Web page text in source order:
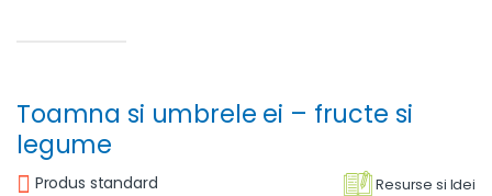
Toamna si umbrele ei – fructe si
legume
Resurse si Idei
Produs standard